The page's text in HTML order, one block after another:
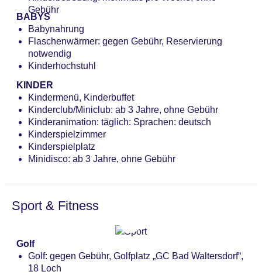
Lobbybar „Hotelbar“: täglich 10:30 Uhr - 00:00 Uhr
Poolbar Indoor „Poolbar“: 09:00 Uhr - 21:00 Uhr
Bar „Arenabar“: wetterabhängig, 10:30 Uhr - 17:00
Uhr
Gebühr
BABYS
Babynahrung
Flaschenwärmer: gegen Gebühr, Reservierung
notwendig
Kinderhochstuhl
KINDER
Kindermenü, Kinderbuffet
Kinderclub/Miniclub: ab 3 Jahre, ohne Gebühr
Kinderanimation: täglich: Sprachen: deutsch
Kinderspielzimmer
Kinderspielplatz
Minidisco: ab 3 Jahre, ohne Gebühr
Sport & Fitness
Golf
Golf: gegen Gebühr, Golfplatz „GC Bad Waltersdorf“,
18 Loch